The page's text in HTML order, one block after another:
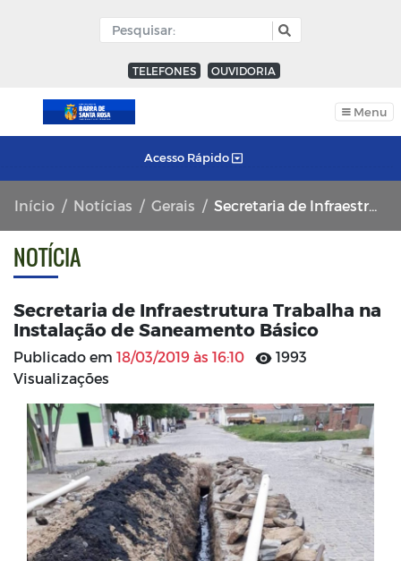
TELEFONES OUVIDORIA
Menu
Acesso Rápido
Início Notícias Gerais Secretaria de Infraestrutura Trabalha na Instalação de Saneamento Básico
NOTÍCIA
Secretaria de Infraestrutura Trabalha na
Instalação de Saneamento Básico
Publicado em 18/03/2019 às 16:10
1993
Visualizações